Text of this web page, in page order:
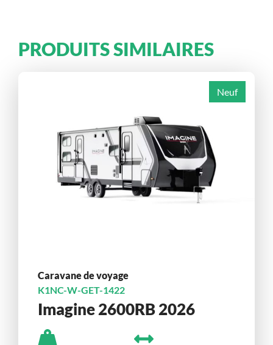
PRODUITS SIMILAIRES
Neuf
Caravane de voyage
K1NC-W-GET-1422
Imagine 2600RB 2026